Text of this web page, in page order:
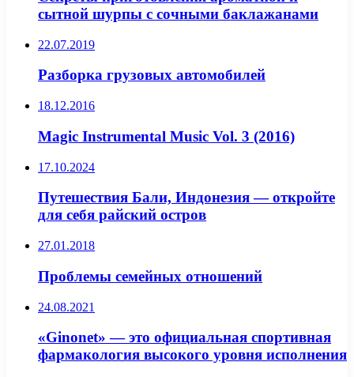
сытной шурпы с сочными баклажанами
22.07.2019
Разборка грузовых автомобилей
18.12.2016
Magic Instrumental Music Vol. 3 (2016)
17.10.2024
Путешествия Бали, Индонезия — откройте
для себя райский остров
27.01.2018
Проблемы семейных отношений
24.08.2021
«Ginonet» — это официальная спортивная
фармакология высокого уровня исполнения